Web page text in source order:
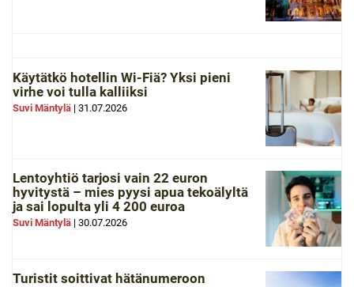
Käytätkö hotellin Wi-Fiä? Yksi pieni
virhe voi tulla kalliiksi
Suvi Mäntylä | 31.07.2026
Lentoyhtiö tarjosi vain 22 euron
hyvitystä – mies pyysi apua tekoälyltä
ja sai lopulta yli 4 200 euroa
Suvi Mäntylä | 30.07.2026
Turistit soittivat hätänumeroon